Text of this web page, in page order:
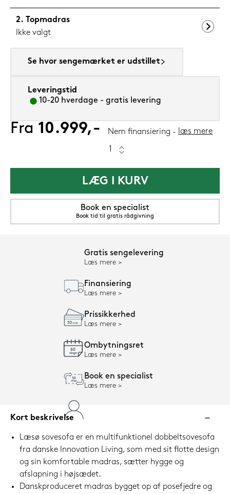
Topmadras
Ikke valgt
Se hvor sengemærket er udstillet
Leveringstid
10-20 hverdage - gratis levering
Fra 10.999,- Nem finansiering læs mere
LÆG I KURV
Book en specialist
Book tid til gratis rådgivning
Gratis sengelevering
Læs mere
Finansiering
Læs mere
Prissikkerhed
Læs mere
Ombytningsret
Læs mere
Book en specialist
Læs mere
Kort beskrivelse
Læsø sovesofa er en multifunktionel dobbeltsovesofa
fra danske Innovation Living, som med sit flotte design
og sin komfortable madras, sætter hygge og
afslapning i højsædet.
Danskproduceret madras bygget op af posefjedre og